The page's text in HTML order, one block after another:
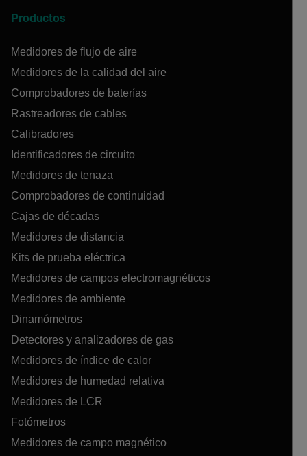
Productos
Medidores de flujo de aire
Medidores de la calidad del aire
Comprobadores de baterías
Rastreadores de cables
Calibradores
Identificadores de circuito
Medidores de tenaza
Comprobadores de continuidad
Cajas de décadas
Medidores de distancia
Kits de prueba eléctrica
Medidores de campos electromagnéticos
Medidores de ambiente
Dinamómetros
Detectores y analizadores de gas
Medidores de índice de calor
Medidores de humedad relativa
Medidores de LCR
Fotómetros
Medidores de campo magnético